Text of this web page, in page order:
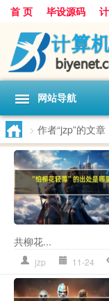
首 页 毕设源码
网站导航
> 作者“jzp”的文章
共柳花...
jzp 11-24